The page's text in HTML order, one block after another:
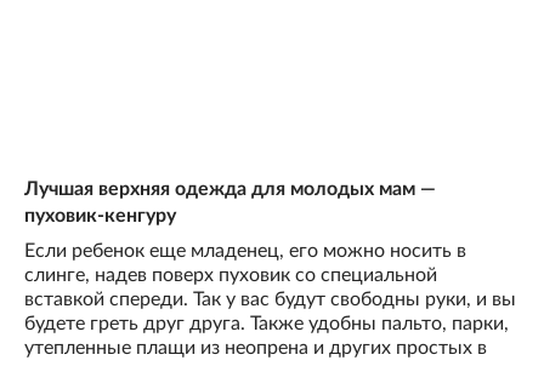
Лучшая верхняя одежда для молодых мам —
пуховик-кенгуру
Если ребенок еще младенец, его можно носить в
слинге, надев поверх пуховик со специальной
вставкой спереди. Так у вас будут свободны руки, и вы
будете греть друг друга. Также удобны пальто, парки,
утепленные плащи из неопрена и других простых в